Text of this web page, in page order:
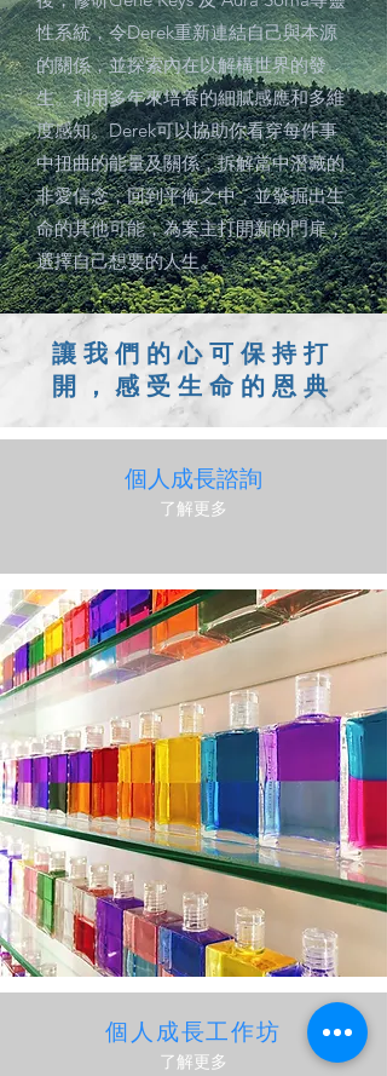
性系統，令Derek重新連結自己與本源
的關係，並探索內在以解構世界的發
生。利用多年來培養的細膩感應和多維
度感知。Derek可以協助你看穿每件事
中扭曲的能量及關係，拆解當中潛藏的
非愛信念，回到平衡之中，並發掘出生
命的其他可能，為案主打開新的門扉，
選擇自己想要的人生。
​讓我們的心可保持打
開，感受生命的恩典
​個人成長諮詢
了解更多
​個人成長工作坊
了解更多